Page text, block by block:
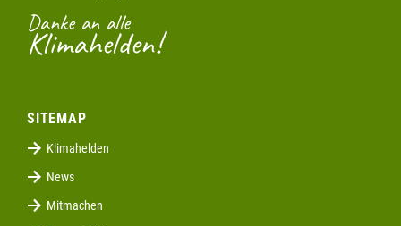
Danke an alle
Klimahelden!
SITEMAP
Klimahelden
News
Mitmachen